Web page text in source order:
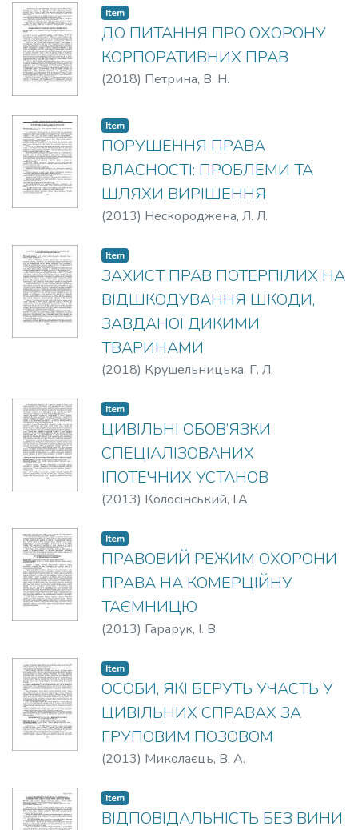
Item
ДО ПИТАННЯ ПРО ОХОРОНУ
КОРПОРАТИВНИХ ПРАВ
(2018) Петрина, В. Н.
Item
ПОРУШЕННЯ ПРАВА
ВЛАСНОСТІ: ПРОБЛЕМИ ТА
ШЛЯХИ ВИРІШЕННЯ
(2013) Нескороджена, Л. Л.
Item
ЗАХИСТ ПРАВ ПОТЕРПІЛИХ НА
ВІДШКОДУВАННЯ ШКОДИ,
ЗАВДАНОЇ ДИКИМИ
ТВАРИНАМИ
(2018) Крушельницька, Г. Л.
Item
ЦИВІЛЬНІ ОБОВ’ЯЗКИ
СПЕЦІАЛІЗОВАНИХ
ІПОТЕЧНИХ УСТАНОВ
(2013) Колосінський, І.А.
Item
ПРАВОВИЙ РЕЖИМ ОХОРОНИ
ПРАВА НА КОМЕРЦІЙНУ
ТАЄМНИЦЮ
(2013) Гарарук, І. В.
Item
ОСОБИ, ЯКІ БЕРУТЬ УЧАСТЬ У
ЦИВІЛЬНИХ СПРАВАХ ЗА
ГРУПОВИМ ПОЗОВОМ
(2013) Миколаєць, В. А.
Item
ВІДПОВІДАЛЬНІСТЬ БЕЗ ВИНИ